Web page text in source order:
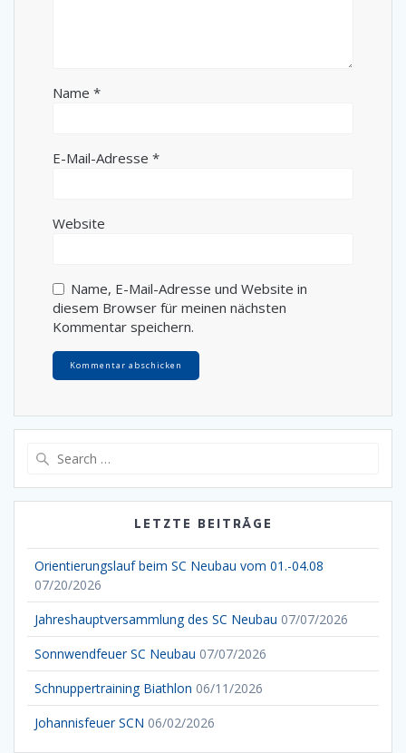
Name *
E-Mail-Adresse *
Website
Name, E-Mail-Adresse und Website in
diesem Browser für meinen nächsten
Kommentar speichern.
LETZTE BEITRÄGE
Orientierungslauf beim SC Neubau vom 01.-04.08
07/20/2026
Jahreshauptversammlung des SC Neubau 07/07/2026
Sonnwendfeuer SC Neubau 07/07/2026
Schnuppertraining Biathlon 06/11/2026
Johannisfeuer SCN 06/02/2026